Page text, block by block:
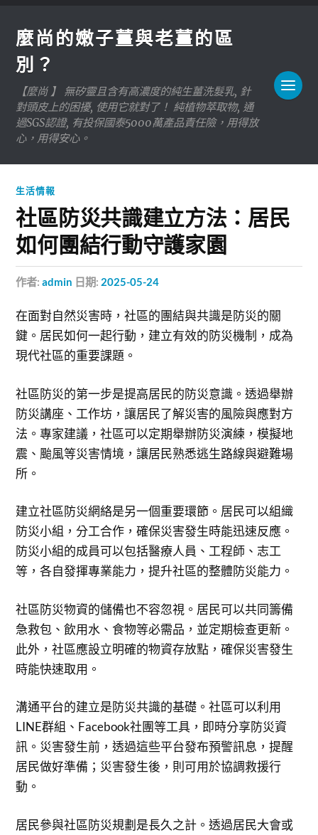
麼尚的嫩子薑與老薑的區
別？
【麼尚 】 無矽靈且含有高濃度的純生薑洗髮乳, 針
對頭皮上的困擾, 使用它就對了！ 純植物萃取物, 通
過SGS認證, 有投保國泰5000萬產品責任險，用得放
心，用得安心。
生活情報
社區防災共識建立方法：居民
如何團結行動守護家園
作者:admin 日期: 2025-05-24
在面對自然災害時，社區的團結與共識是防災的關
鍵。居民如何一起行動，建立有效的防災機制，成為
現代社區的重要課題。
社區防災的第一步是提高居民的防災意識。透過舉辦
防災講座、工作坊，讓居民了解災害的風險與應對方
法。專家建議，社區可以定期舉辦防災演練，模擬地
震、颱風等災害情境，讓居民熟悉逃生路線與避難場
所。
建立社區防災網絡是另一個重要環節。居民可以組織
防災小組，分工合作，確保災害發生時能迅速反應。
防災小組的成員可以包括醫療人員、工程師、志工
等，各自發揮專業能力，提升社區的整體防災能力。
社區防災物資的儲備也不容忽視。居民可以共同籌備
急救包、飲用水、食物等必需品，並定期檢查更新。
此外，社區應設立明確的物資存放點，確保災害發生
時能快速取用。
溝通平台的建立是防災共識的基礎。社區可以利用
LINE群組、Facebook社團等工具，即時分享防災資
訊。災害發生前，透過這些平台發布預警訊息，提醒
居民做好準備；災害發生後，則可用於協調救援行
動。
居民參與社區防災規劃是長久之計。透過居民大會或